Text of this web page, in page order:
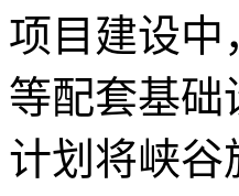
项目建设中
等配套基础
计划将峡谷